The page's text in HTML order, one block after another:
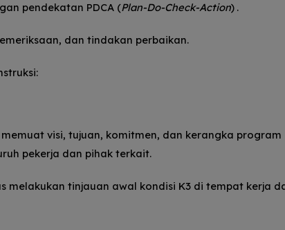
pendekatan PDCA (Plan-Do-Check-Action) .
dan tindakan perbaikan.
visi, tujuan, komitmen, dan kerangka program
pekerja dan pihak terkait.
melakukan tinjauan awal kondisi K3 di tempat kerja